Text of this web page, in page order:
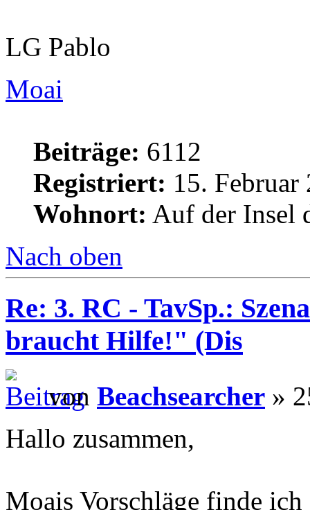
LG Pablo
Moai
Beiträge: 6112
Registriert: 15.
Wohnort: Auf der Insel
Nach oben
Re: 3. RC - TavSp.:
braucht Hilfe!" (Dis
von Beachsearcher »
Hallo zusammen,
Moais Vorschläge finde